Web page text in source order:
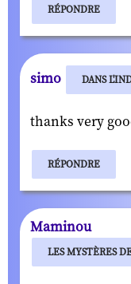
RÉPONDRE
simo DANS
thanks very
RÉPONDRE
Maminou
LES MYSTÈRES